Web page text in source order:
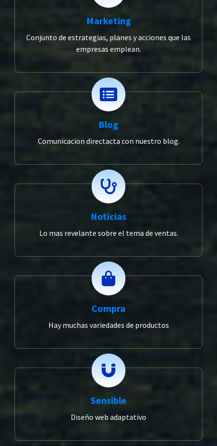
Marketing
Conjunto de estrategias, planes y acciones que las
empresas emplean.
Blog
Comunicacion directacta con nuestro blog.
Noticias
Lo mas revelante sobre el tema de ventas.
Compra
Hay muchas variedades de productos
Sensible
Diseño web adaptativo